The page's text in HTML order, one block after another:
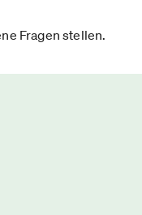
Fragen stellen.